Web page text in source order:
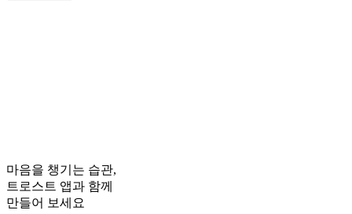
마음을 챙기는 습관,
트로스트 앱과 함께
만들어 보세요